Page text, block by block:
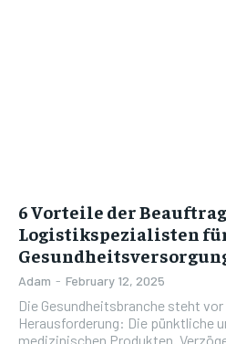
6 Vorteile der
Logistikspezialisten
Adam - February 12, 2025
Die Gesundheitsbranche steht vor
Herausforderung: Die pünktliche
medizinischen Produkten.